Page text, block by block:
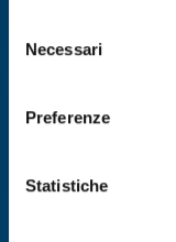
Per conoscere i
https://
https://
delNecessari
Preferenze
Statistiche
Technology offer
Butter:
ID: